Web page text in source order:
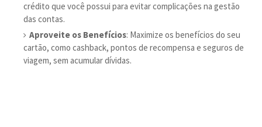
crédito que você possui para evitar complicações na gestão
das contas.
Aproveite os Benefícios: Maximize os benefícios do seu
cartão, como cashback, pontos de recompensa e seguros de
viagem, sem acumular dívidas.